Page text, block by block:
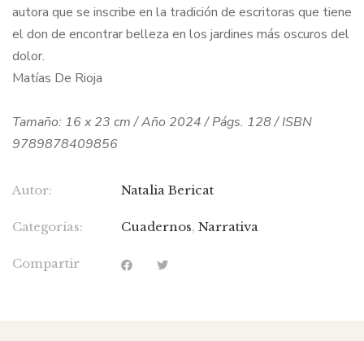
autora que se inscribe en la tradición de escritoras que tiene
el don de encontrar belleza en los jardines más oscuros del
dolor.
Matías De Rioja
Tamaño: 16 x 23 cm / Año 2024 / Págs. 128 / ISBN
9789878409856
Autor: Natalia Bericat
Categorías: Cuadernos, Narrativa
Compartir